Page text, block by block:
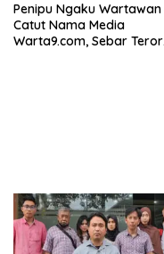
Penipu Ngaku Wartawan
Catut Nama Media
Warta9.com, Sebar Teror